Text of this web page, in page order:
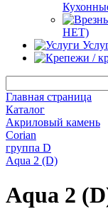
НЕТ)
Главная страница
Каталог
Акриловый камень
Corian
группа D
Aqua 2 (D)
Aqua 2